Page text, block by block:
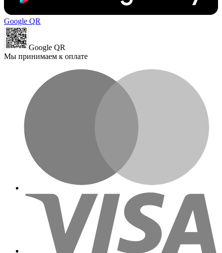
Google QR
Google QR
Мы принимаем к оплате